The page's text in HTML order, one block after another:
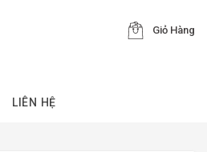
Giỏ Hàng
LIÊN HỆ